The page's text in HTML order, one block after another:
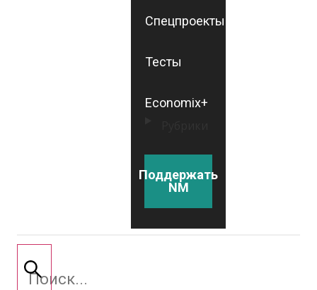
Спецпроекты
Тесты
Economix+
Поддержать
NM